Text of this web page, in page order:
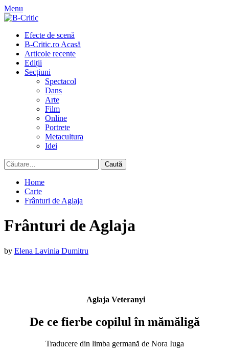
Skip
to
Menu
Primary
Menu
Efecte de scenă
B-Critic.ro Acasă
Articole recente
Ediții
Secțiuni
Spectacol
Dans
Arte
Film
Online
Portrete
Metacultura
Idei
Caută
după:
Home
Carte
Frânturi de Aglaja
Frânturi de Aglaja
Published
by Elena Lavinia Dumitru
Aglaja Veteranyi
De ce fierbe copilul în mămăligă
Traducere din limba germană de Nora Iuga